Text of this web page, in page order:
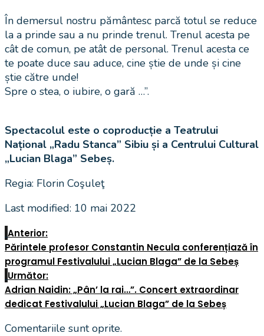
În demersul nostru pământesc parcă totul se reduce
la a prinde sau a nu prinde trenul. Trenul acesta pe
cât de comun, pe atât de personal. Trenul acesta ce
te poate duce sau aduce, cine știe de unde și cine
știe către unde!
Spre o stea, o iubire, o gară …”.
Spectacolul este o coproducție a Teatrului
Național „Radu Stanca” Sibiu și a Centrului Cultural
„Lucian Blaga” Sebeș.
Regia: Florin Coşuleţ
Last modified: 10 mai 2022
Anterior:
Părintele profesor Constantin Necula conferențiază în
programul Festivalului „Lucian Blaga” de la Sebeș
Următor:
Adrian Naidin: „Pân’ la rai…”. Concert extraordinar
dedicat Festivalului „Lucian Blaga” de la Sebeș
Comentariile sunt oprite.